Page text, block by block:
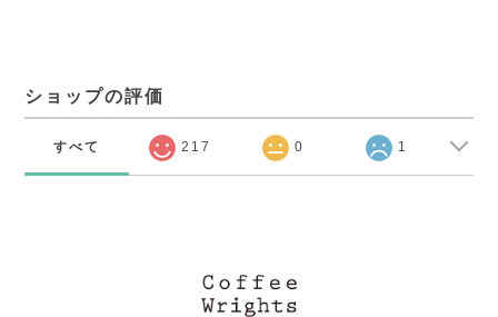
ショップの評価
すべて 217 0 1